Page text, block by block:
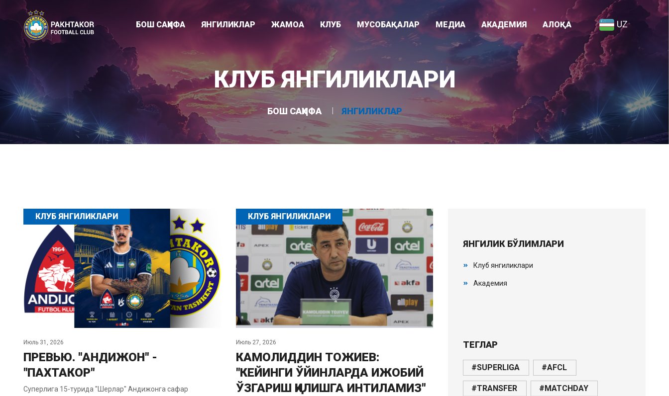
БОШ САҲИФА ЯНГИЛИКЛАР
Клуб янгиликлари
"ПАХТАКОР-79"
Академия
ЖАМОА
Раҳбарият
Мураббийлар
Асосий жамоа
КЛУБ
Клуб тарихи
Клуб ҳақида
Стадион
МУСОБАҚАЛАР
Суперлига
Ўзбекистон кубоги
U-21 лигаси
МЕДИА
Видео
Фотогалерея
АКАДЕМИЯ
Академия ҳақида
АЛОҚА UZ
КЛУБ ЯНГИЛИКЛАРИ
БОШ САҲИФА ЯНГИЛИКЛАР
КЛУБ ЯНГИЛИКЛАРИ
Июль 31, 2026
ПРЕВЬЮ. "АНДИЖОН" -
"ПАХТАКОР"
Суперлига 15-турида "Шерлар" Андижонга сафар
КЛУБ ЯНГИЛИКЛАРИ
Июль 27, 2026
КАМОЛИДДИН ТОЖИЕВ:
"КЕЙИНГИ ЎЙИНЛАРДА ИЖОБИЙ
ЎЗГАРИШ ҚИЛИШГА ИНТИЛАМИЗ"
ЯНГИЛИК БЎЛИМЛАРИ
Клуб янгиликлари
Академия
ТЕГЛАР
#SUPERLIGA #AFCL
#TRANSFER #MATCHDAY